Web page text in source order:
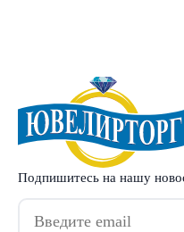
Подпишитесь на нашу